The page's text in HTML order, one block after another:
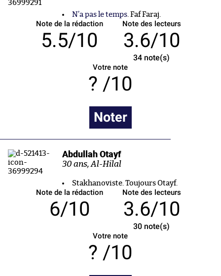
N’a pas le temps. Faf Faraj.
Note de la rédaction
5.5/10
Note des lecteurs
3.6/10
34 note(s)
Votre note
/10
Noter
Abdullah Otayf
30 ans, Al-Hilal
Stakhanoviste. Toujours Otayf.
Note de la rédaction
6/10
Note des lecteurs
3.6/10
30 note(s)
Votre note
/10